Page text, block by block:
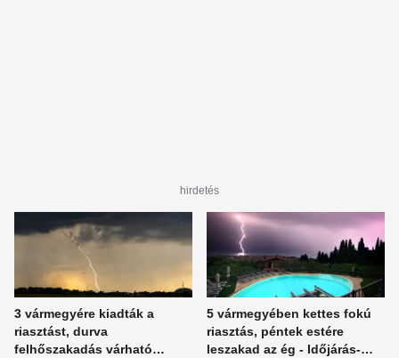
hirdetés
3 vármegyére kiadták a
riasztást, durva
felhőszakadás várható
5 vármegyében kettes fokú
riasztás, péntek estére
leszakad az ég - Időjárás-